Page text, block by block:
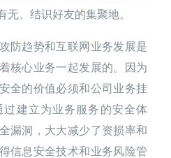
无、结识好友的集聚地。
防趋势和互联网业务发展是
核心业务一起发展的。因为
全的价值必须和公司业务挂
建立为业务服务的安全体
漏洞，大大减少了资损率和
信息安全技术和业务风险管